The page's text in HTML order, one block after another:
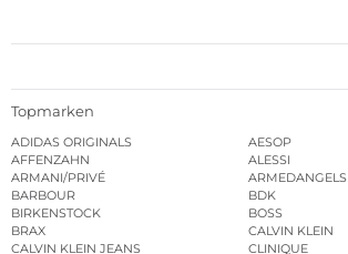
Topmarken
ADIDAS ORIGINALS
AESOP
AFFENZAHN
ALESSI
ARMANI/PRIVÉ
ARMEDANGELS
BARBOUR
BDK
BIRKENSTOCK
BOSS
BRAX
CALVIN KLEIN
CALVIN KLEIN JEANS
CLINIQUE